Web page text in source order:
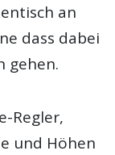
an
dass dabei
gehen.
Regler,
und Höhen